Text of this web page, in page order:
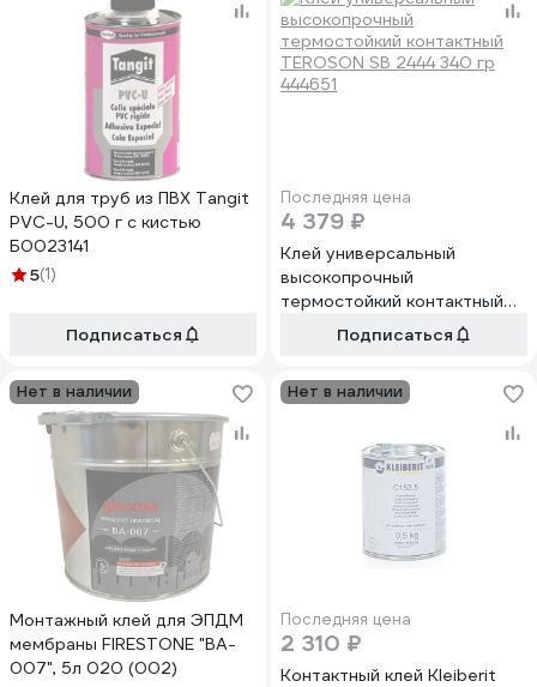
Клей для труб из ПВХ Tangit
PVC-U, 500 г с кистью
Б0023141
5(1)
Подписаться
Последняя цена
4 379 ₽
Клей универсальный
высокопрочный
термостойкий контактный
TEROSON SB 2444 340 гр
Подписаться
Нет в наличии
Монтажный клей для ЭПДМ
мембраны FIRESTONE "BA-
007", 5л 020 (002)
Нет в наличии
Последняя цена
2 310 ₽
Контактный клей Kleiberit